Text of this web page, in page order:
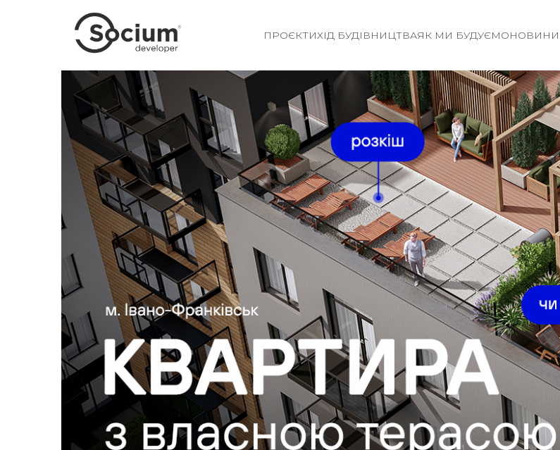
ПРОЄКТИХІД БУДІВНИЦТВАЯК МИ БУДУЄМОНОВИНИ